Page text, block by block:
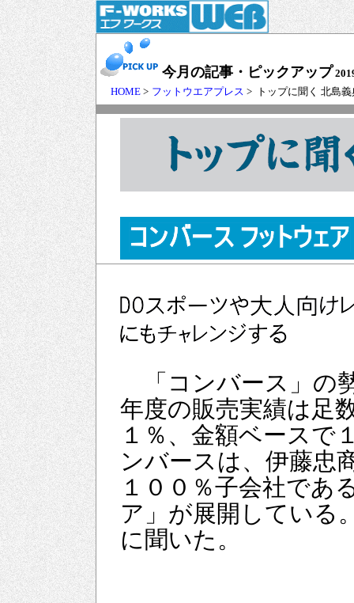
今月の記事・ピックアップ
HOME > フットウエアプレス > トップに聞く 北島
「コンバース」の
年度の販売実績は足
１％、金額ベースで
ンバースは、伊藤忠
１００％子会社であ
ア」が展開している
に聞いた。